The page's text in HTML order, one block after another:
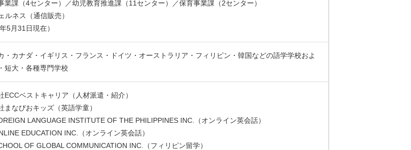
課（4センター）／幼児教育推進課（11センター）／保育事業課（2センター）
ルネス（通信販売）
5月31日現在）
・カナダ・イギリス・フランス・ドイツ・オーストラリア・フィリピン・韓国などの語学学校およ
短大・各種専門学校
ECCベストキャリア（人材派遣・紹介）
まなびおキッズ（英語学童）
LANGUAGE INSTITUTE OF THE PHILIPPINES INC.（オンライン英会話）
EDUCATION INC.（オンライン英会話）
OF GLOBAL COMMUNICATION INC.（フィリピン留学）